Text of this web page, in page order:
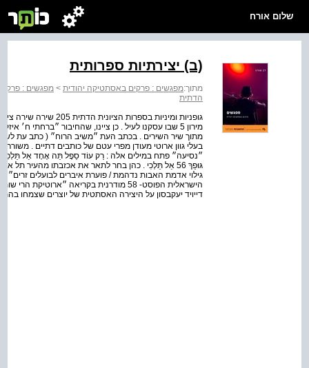
שלום אורח
(ב) יצירתיות ספרותית
מתוך:מפגשים : פרקים באסתטיקה יהודית > מפגשים :
הדתית
גופניות ומיניות
בעלי גוון ארוטי מעודן מפרי עטם של כותבים דתיים .
״נסיעה״ פתח במילים אלה : רַק עוֹד סֵפֶל תֵּה אֶחָד אַל
גילוי אדמת האבות נדהמת / פוערת איברים לבועלים זרים״
הישראלית הפוסט- 58 מודרנית בקריאה
דייויד יעקבסון על היצירה האסתטית של יוצרים שצמחו